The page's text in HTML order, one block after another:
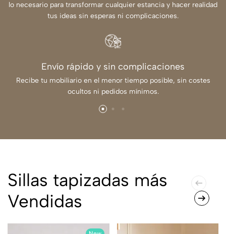
lo necesario para transformar cualquier estancia y hacer realidad
tus ideas sin esperas ni complicaciones.
Envío rápido y sin complicaciones
Recibe tu mobiliario en el menor tiempo posible, sin costes
ocultos ni pedidos mínimos.
Sillas tapizadas más
Vendidas